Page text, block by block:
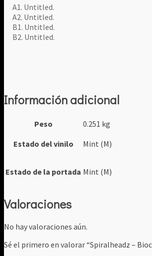
A1. Untitled.
A2. Untitled.
B1. Untitled.
B2. Untitled.
Información adicional
Peso
0.251 kg
Estado del vinilo
Mint (M)
Estado de la portada Mint (M)
Valoraciones
No hay valoraciones aún.
Sé el primero en valorar “Spiralheadz –